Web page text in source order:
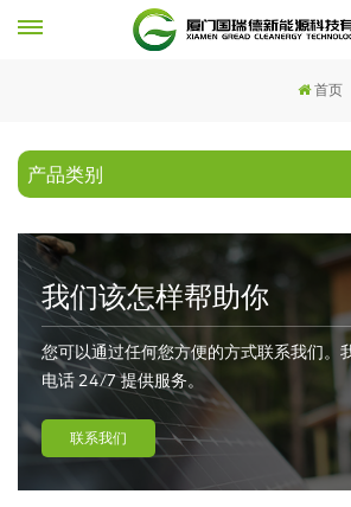
首页
产品类别
我们该怎样帮助你
您可以通过任何您方便的方式联系我们。
电话 24/7 提供服务。
联系我们